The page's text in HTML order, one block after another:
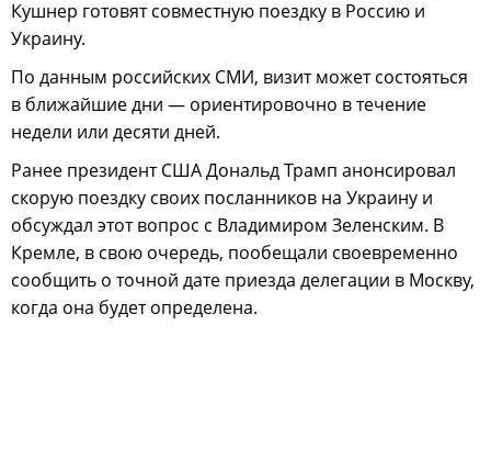
Кушнер готовят совместную поездку в Россию и
Украину.
По данным российских СМИ, визит может состояться
в ближайшие дни — ориентировочно в течение
недели или десяти дней.
Ранее президент США Дональд Трамп анонсировал
скорую поездку своих посланников на Украину и
обсуждал этот вопрос с Владимиром Зеленским. В
Кремле, в свою очередь, пообещали своевременно
сообщить о точной дате приезда делегации в Москву,
когда она будет определена.